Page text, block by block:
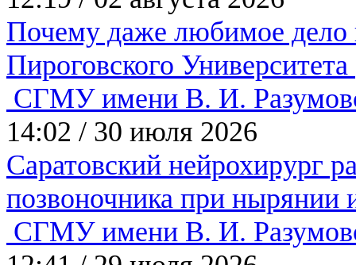
Почему даже любимое дело
Пироговского Университета
СГМУ имени В. И.
14:02 / 30 июля 2026
Саратовский нейрохирург
позвоночника при нырянии
СГМУ имени В. И.